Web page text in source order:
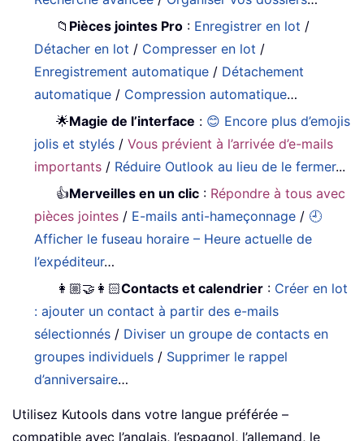
📁 Pièces jointes Pro : Enregistrer en lot /
Détacher en lot / Compresser en lot /
Enregistrement automatique / Détachement
automatique / Compression automatique…
🌟Magie de l’interface : 😊 Encore plus d’emojis
jolis et stylés /Vous prévient à l’arrivée d’e-mails
importants / Réduire Outlook au lieu de le fermer...
👍Merveilles en un clic : Répondre à tous avec
pièces jointes / E-mails anti-hameçonnage / 🕘
Afficher le fuseau horaire – Heure actuelle de
l’expéditeur…
👩🏼‍🤝‍👩🏻Contacts et calendrier : Créer en lot
: ajouter un contact à partir des e-mails
sélectionnés / Diviser un groupe de contacts en
groupes individuels / Supprimer le rappel
d’anniversaire…
Utilisez Kutools dans votre langue préférée –
compatible avec l’anglais, l’espagnol, l’allemand, le